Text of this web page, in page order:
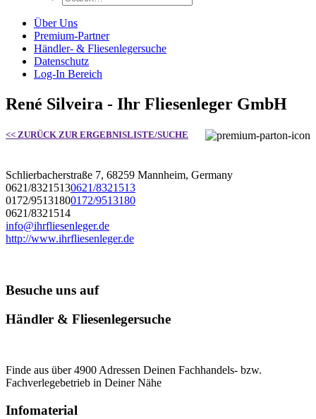
Über Uns
Premium-Partner
Händler- & Fliesenlegersuche
Datenschutz
Log-In Bereich
René Silveira - Ihr Fliesenleger GmbH
<< ZURÜCK ZUR ERGEBNISLISTE/SUCHE
Schlierbacherstraße 7, 68259 Mannheim, Germany
0621/83215130621/8321513
0172/95131800172/9513180
0621/8321514
info@ihrfliesenleger.de
http://www.ihrfliesenleger.de
Besuche uns auf
Händler & Fliesenlegersuche
Finde aus über 4900 Adressen Deinen Fachhandels- bzw.
Fachverlegebetrieb in Deiner Nähe
Infomaterial